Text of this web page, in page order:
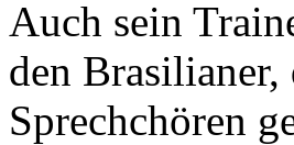
Auch sein
den
Sprechchören